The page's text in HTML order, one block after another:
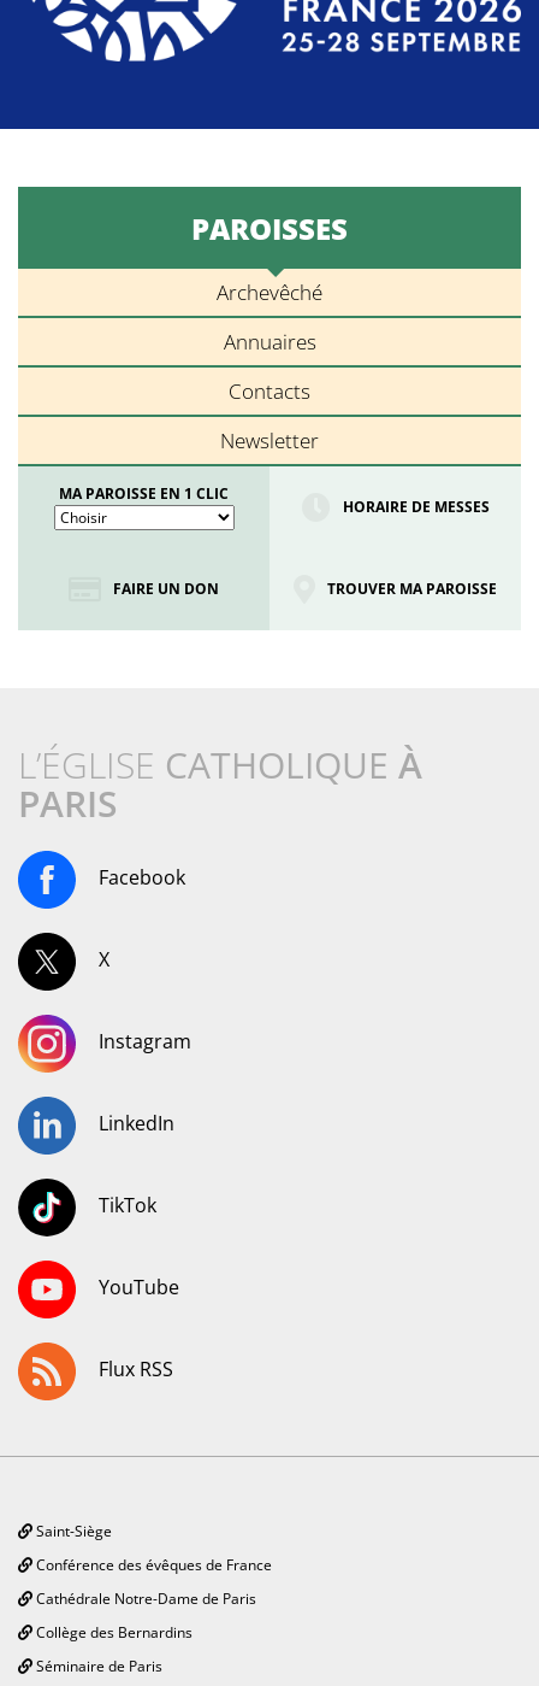
PAROISSES
Archevêché
Annuaires
Contacts
Newsletter
MA PAROISSE EN 1 CLIC
HORAIRE DE MESSES
FAIRE UN DON TROUVER MA PAROISSE
L’ÉGLISE CATHOLIQUE À
PARIS
Facebook
X
Instagram
LinkedIn
TikTok
YouTube
Flux RSS
Saint-Siège
Conférence des évêques de France
Cathédrale Notre-Dame de Paris
Collège des Bernardins
Séminaire de Paris